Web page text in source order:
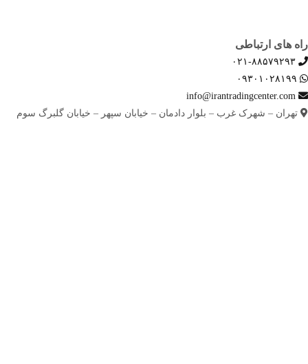
راه های ارتباطی
۰۲۱-۸۸۵۷۹۲۹۳
۰۹۳۰۱۰۲۸۱۹۹
info@irantradingcenter.com
تهران – شهرک غرب – بلوار دادمان – خیابان سپهر – خیابان گلبرگ سوم